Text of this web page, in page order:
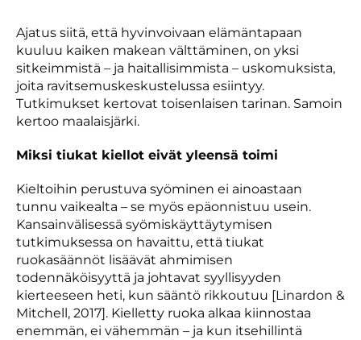
Ajatus siitä, että hyvinvoivaan elämäntapaan
kuuluu kaiken makean välttäminen, on yksi
sitkeimmistä – ja haitallisimmista – uskomuksista,
joita ravitsemuskeskustelussa esiintyy.
Tutkimukset kertovat toisenlaisen tarinan. Samoin
kertoo maalaisjärki.
Miksi tiukat kiellot eivät yleensä toimi
Kieltoihin perustuva syöminen ei ainoastaan
tunnu vaikealta – se myös epäonnistuu usein.
Kansainvälisessä syömiskäyttäytymisen
tutkimuksessa on havaittu, että tiukat
ruokasäännöt lisäävät ahmimisen
todennäköisyyttä ja johtavat syyllisyyden
kierteeseen heti, kun sääntö rikkoutuu [Linardon &
Mitchell, 2017]. Kielletty ruoka alkaa kiinnostaa
enemmän, ei vähemmän – ja kun itsehillintä